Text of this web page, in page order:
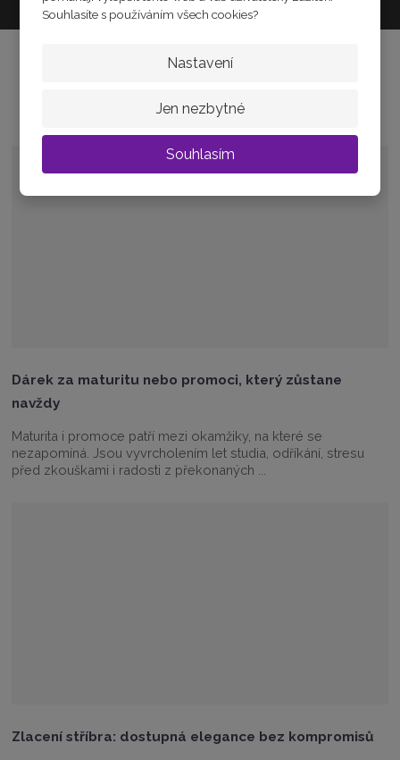
Souhlasíte s používáním všech cookies?
Nastavení
Jen nezbytné
Souhlasím
Dárek za maturitu nebo promoci, který zůstane
navždy
Maturita i promoce patří mezi okamžiky, na které se
nezapomíná. Jsou vyvrcholením let studia, odříkání, stresu
před zkouškami i radosti z překonaných ...
Zlacení stříbra: dostupná elegance bez kompromisů